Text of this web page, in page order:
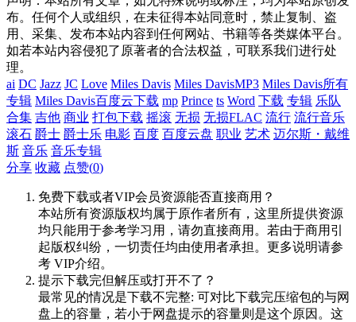
布。任何个人或组织，在未征得本站同意时，禁止复制、盗
用、采集、发布本站内容到任何网站、书籍等各类媒体平台。
如若本站内容侵犯了原著者的合法权益，可联系我们进行处
理。
ai DC Jazz JC Love Miles Davis Miles DavisMP3 Miles Davis所有
专辑 Miles Davis百度云下载 mp Prince ts Word 下载 专辑 乐队
合集 吉他 商业 打包下载 摇滚 无损 无损FLAC 流行 流行音乐
滚石 爵士 爵士乐 电影 百度 百度云盘 职业 艺术 迈尔斯・戴维
斯 音乐 音乐专辑
分享 收藏 点赞(0)
免费下载或者VIP会员资源能否直接商用？
本站所有资源版权均属于原作者所有，这里所提供资源
均只能用于参考学习用，请勿直接商用。若由于商用引
起版权纠纷，一切责任均由使用者承担。更多说明请参
考 VIP介绍。
提示下载完但解压或打开不了？
最常见的情况是下载不完整: 可对比下载完压缩包的与网
盘上的容量，若小于网盘提示的容量则是这个原因。这